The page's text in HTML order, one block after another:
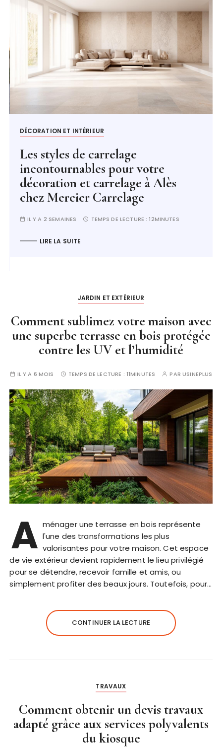
DÉCORATION ET INTÉRIEUR
Les styles de carrelage
incontournables pour votre
décoration et carrelage à Alès
chez Mercier Carrelage
IL Y A 2 SEMAINES TEMPS DE LECTURE :12MINUTES
LIRE LA SUITE
JARDIN ET EXTÉRIEUR
Comment sublimez votre maison avec
une superbe terrasse en bois protégée
contre les UV et l’humidité
IL Y A 6 MOIS TEMPS DE LECTURE : 11MINUTES PARUSINEPLUS
A ménager une terrasse en bois représente
l'une des transformations les plus
valorisantes pour votre maison. Cet espace
de vie extérieur devient rapidement le lieu privilégié
pour se détendre, recevoir famille et amis, ou
simplement profiter des beaux jours. Toutefois, pour…
CONTINUER LA LECTURE
TRAVAUX
Comment obtenir un devis travaux
adapté grâce aux services polyvalents
du kiosque